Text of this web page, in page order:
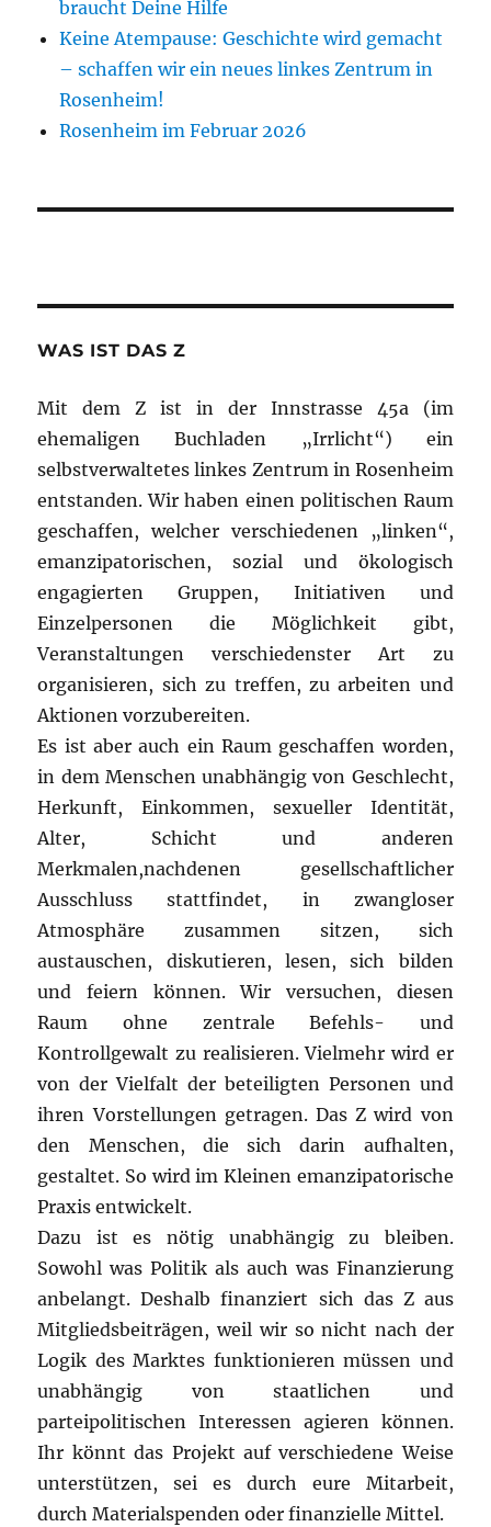
braucht Deine Hilfe
Keine Atempause: Geschichte wird gemacht
– schaffen wir ein neues linkes Zentrum in
Rosenheim!
Rosenheim im Februar 2026
WAS IST DAS Z
Mit dem Z ist in der Innstrasse 45a (im
ehemaligen Buchladen „Irrlicht“) ein
selbstverwaltetes linkes Zentrum in Rosenheim
entstanden. Wir haben einen politischen Raum
geschaffen, welcher verschiedenen „linken“,
emanzipatorischen, sozial und ökologisch
engagierten Gruppen, Initiativen und
Einzelpersonen die Möglichkeit gibt,
Veranstaltungen verschiedenster Art zu
organisieren, sich zu treffen, zu arbeiten und
Aktionen vorzubereiten.
Es ist aber auch ein Raum geschaffen worden,
in dem Menschen unabhängig von Geschlecht,
Herkunft, Einkommen, sexueller Identität,
Alter, Schicht und anderen
Merkmalen,nachdenen gesellschaftlicher
Ausschluss stattfindet, in zwangloser
Atmosphäre zusammen sitzen, sich
austauschen, diskutieren, lesen, sich bilden
und feiern können. Wir versuchen, diesen
Raum ohne zentrale Befehls- und
Kontrollgewalt zu realisieren. Vielmehr wird er
von der Vielfalt der beteiligten Personen und
ihren Vorstellungen getragen. Das Z wird von
den Menschen, die sich darin aufhalten,
gestaltet. So wird im Kleinen emanzipatorische
Praxis entwickelt.
Dazu ist es nötig unabhängig zu bleiben.
Sowohl was Politik als auch was Finanzierung
anbelangt. Deshalb finanziert sich das Z aus
Mitgliedsbeiträgen, weil wir so nicht nach der
Logik des Marktes funktionieren müssen und
unabhängig von staatlichen und
parteipolitischen Interessen agieren können.
Ihr könnt das Projekt auf verschiedene Weise
unterstützen, sei es durch eure Mitarbeit,
durch Materialspenden oder finanzielle Mittel.